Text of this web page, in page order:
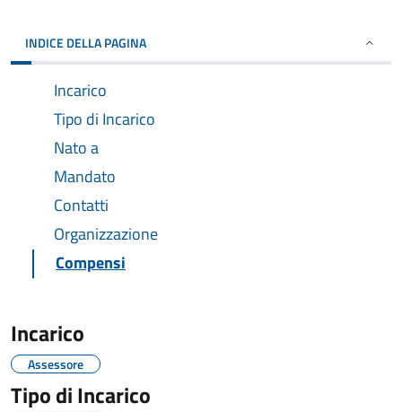
INDICE DELLA PAGINA
Incarico
Tipo di Incarico
Nato a
Mandato
Contatti
Organizzazione
Compensi
Incarico
Assessore
Tipo di Incarico